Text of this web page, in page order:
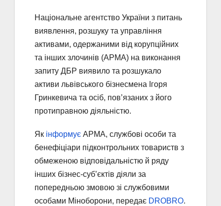
Національне агентство України з питань
виявлення, розшуку та управління
активами, одержаними від корупційних
та інших злочинів (АРМА) на виконання
запиту ДБР виявило та розшукало
активи львівського бізнесмена Ігоря
Гринкевича та осіб, пов’язаних з його
протиправною діяльністю.
Як інформує АРМА, службові особи та
бенефіціари підконтрольних товариств з
обмеженою відповідальністю й ряду
інших бізнес-субʼєктів діяли за
попередньою змовою зі службовими
особами Міноборони, передає DROBRO.